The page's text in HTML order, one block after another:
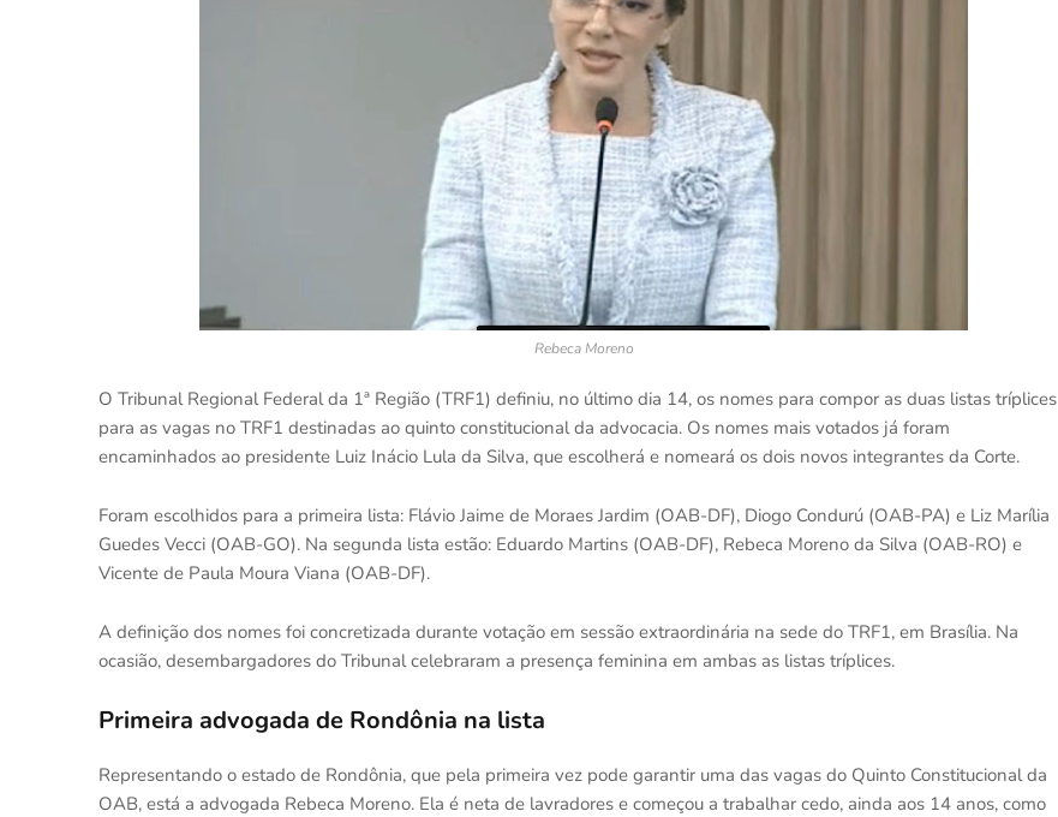
Rebeca Moreno
O Tribunal Regional Federal da 1ª Região (TRF1) definiu, no último dia 14, os nomes para compor as duas listas tríplices
para as vagas no TRF1 destinadas ao quinto constitucional da advocacia. Os nomes mais votados já foram
encaminhados ao presidente Luiz Inácio Lula da Silva, que escolherá e nomeará os dois novos integrantes da Corte.
Foram escolhidos para a primeira lista: Flávio Jaime de Moraes Jardim (OAB-DF), Diogo Condurú (OAB-PA) e Liz Marília
Guedes Vecci (OAB-GO). Na segunda lista estão: Eduardo Martins (OAB-DF), Rebeca Moreno da Silva (OAB-RO) e
Vicente de Paula Moura Viana (OAB-DF).
A definição dos nomes foi concretizada durante votação em sessão extraordinária na sede do TRF1, em Brasília. Na
ocasião, desembargadores do Tribunal celebraram a presença feminina em ambas as listas tríplices.
Primeira advogada de Rondônia na lista
Representando o estado de Rondônia, que pela primeira vez pode garantir uma das vagas do Quinto Constitucional da
OAB, está a advogada Rebeca Moreno. Ela é neta de lavradores e começou a trabalhar cedo, ainda aos 14 anos, como